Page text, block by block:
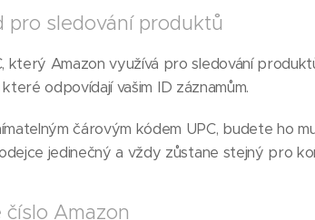
pro sledování produktů
který Amazon využívá pro sledování
odpovídají vašim ID záznamům.
čárovým kódem UPC, budete ho
jedinečný a vždy zůstane stejný pro
Amazon